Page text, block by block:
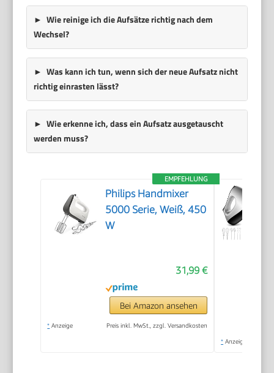
Wie reinige ich die Aufsätze richtig nach dem
Wechsel?
Was kann ich tun, wenn sich der neue Aufsatz nicht
richtig einrasten lässt?
Wie erkenne ich, dass ein Aufsatz ausgetauscht
werden muss?
EMPFEHLUNG
Philips Handmixer
5000 Serie, Weiß, 450
W
31,99 €
Bei Amazon ansehen
* Anzeige Preis inkl. MwSt., zzgl. Versandkosten
* Anzeige